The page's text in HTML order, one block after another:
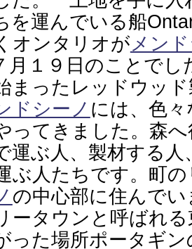
を運んでいる船
オンタリオがメン
月１９日のことでし
ったレッドウッド
ドシーノ には、色
ってきました。森
運ぶ人、製材する
ぶ人たちです。町
の中心部に住んで
ータウンと呼ばれ
った場所ポータギ